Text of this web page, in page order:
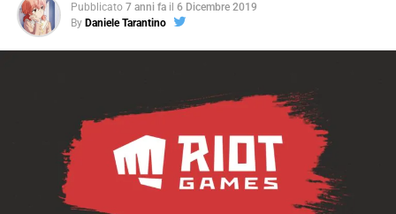
Pubblicato 7 anni fa il 6 Dicembre 2019
By Daniele Tarantino